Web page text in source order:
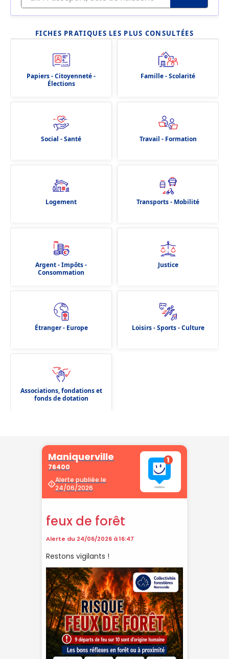
FICHES PRATIQUES LES PLUS CONSULTÉES
Papiers - Citoyenneté -
Élections
Famille - Scolarité
Social - Santé Travail - Formation
Logement Transports - Mobilité
Argent - Impôts -
Consommation
Justice
Étranger - Europe Loisirs - Sports - Culture
Associations, fondations et
fonds de dotation